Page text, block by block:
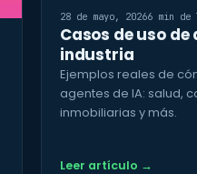
28 de mayo, 20266 min
Casos de uso
industria
Ejemplos reales de
agentes de IA: salud,
inmobiliarias y más.
Leer artículo →